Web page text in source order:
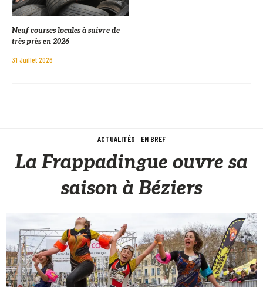
Neuf courses locales à suivre de
très près en 2026
31 Juillet 2026
ACTUALITÉS EN BREF
La Frappadingue ouvre sa
saison à Béziers